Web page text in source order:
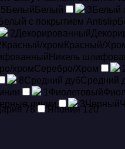
Белый Белый 3 Белый
Белый с покрытием Antislip
2Декорированный
Красный/хром Красный/
Никель
хромСеребро/Хром
8Средний дубСредний
1 Фиолетовый
линии 3Черный
78 Япония120